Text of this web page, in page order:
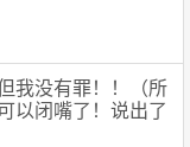
我没有罪！！（所
以闭嘴了！说出了